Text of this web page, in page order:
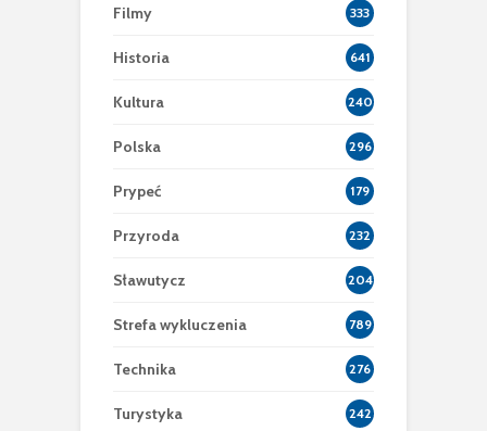
Filmy 333
Historia 641
Kultura 240
Polska 296
Prypeć 179
Przyroda 232
Sławutycz 204
Strefa wykluczenia 789
Technika 276
Turystyka 242